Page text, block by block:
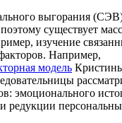
выгорания (СЭВ)
существует
изучение
Например,
модель
эмоционального
редукции